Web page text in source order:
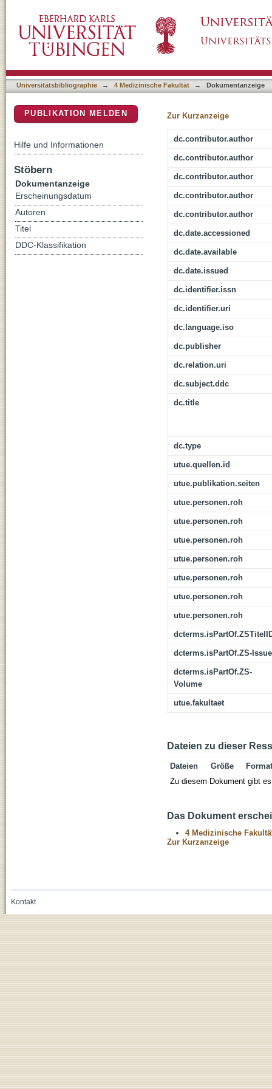
Revision Stem: Short-Term Results and
Universitätsbibliographie → 4 Medizinische Fakultät → Dokumentanzeige
Zur Kurzanzeige
dc.contributor.author
dc.contributor.author
dc.contributor.author
dc.contributor.author
dc.contributor.author
dc.date.accessioned
dc.date.available
dc.date.issued
dc.identifier.issn
dc.identifier.uri
dc.language.iso
dc.publisher
dc.relation.uri
dc.subject.ddc
dc.title
dc.type
utue.quellen.id
utue.publikation.seiten
utue.personen.roh
utue.personen.roh
utue.personen.roh
utue.personen.roh
utue.personen.roh
utue.personen.roh
utue.personen.roh
dcterms.isPartOf.ZS-Issue
dcterms.isPartOf.ZS-
Volume
utue.fakultaet
Dateien zu dieser
Dateien Größe
Format
Zu diesem Dokument gibt
Das Dokument
4 Medizinische
Zur Kurzanzeige
PUBLIKATION MELDEN
Hilfe und Informationen
Stöbern
Dokumentanzeige
Erscheinungsdatum
Autoren
Titel
DDC-Klassifikation
Kontakt